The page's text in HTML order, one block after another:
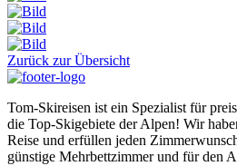
Zurück zur Übersicht
Tom-Skireisen ist ein Spezialist für
die Top-Skigebiete der Alpen! Wir
Reise und erfüllen jeden
günstige Mehrbettzimmer und für den